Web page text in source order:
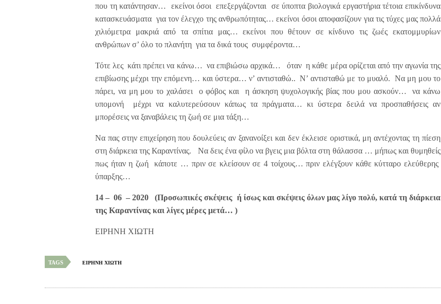
που τη κατάντησαν… εκείνοι όσοι επεξεργάζονται σε ύποπτα βιολογικά εργαστήρια τέτοια επικίνδυνα
κατασκευάσματα για τον έλεγχο της ανθρωπότητας… εκείνοι όσοι αποφασίζουν για τις τύχες μας πολλά
χιλιόμετρα μακριά από τα σπίτια μας… εκείνοι που θέτουν σε κίνδυνο τις ζωές εκατομμυρίων
ανθρώπων σ’ όλο το πλανήτη για τα δικά τους συμφέροντα…
Τότε λες κάτι πρέπει να κάνω… να επιβιώσω αρχικά… όταν η κάθε μέρα ορίζεται από την αγωνία της
επιβίωσης μέχρι την επόμενη… και ύστερα… ν’ αντισταθώ.. Ν’ αντισταθώ με το μυαλό. Να μη μου το
πάρει, να μη μου το χαλάσει ο φόβος και η άσκηση ψυχολογικής βίας που μου ασκούν… να κάνω
υπομονή μέχρι να καλυτερεύσουν κάπως τα πράγματα… κι ύστερα δειλά να προσπαθήσεις αν
μπορέσεις να ξαναβάλεις τη ζωή σε μια τάξη…
Να πας στην επιχείρηση που δουλεύεις αν ξανανοίξει και δεν έκλεισε οριστικά, μη αντέχοντας τη πίεση
στη διάρκεια της Καραντίνας. Να δεις ένα φίλο να βγεις μια βόλτα στη θάλασσα … μήπως και θυμηθείς
πως ήταν η ζωή κάποτε … πριν σε κλείσουν σε 4 τοίχους… πριν ελέγξουν κάθε κύτταρο ελεύθερης
ύπαρξης…
14 – 06 – 2020 (Προσωπικές σκέψεις ή ίσως και σκέψεις όλων μας λίγο πολύ, κατά τη διάρκεια
της Καραντίνας και λίγες μέρες μετά… )
ΕΙΡΗΝΗ ΧΙΩΤΗ
TAGS ΕΙΡΗΝΗ ΧΙΩΤΗ